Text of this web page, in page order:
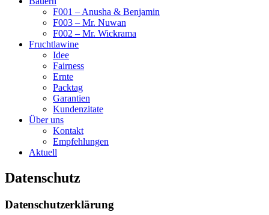
F001 – Anusha & Benjamin
F003 – Mr. Nuwan
F002 – Mr. Wickrama
Fruchtlawine
Idee
Fairness
Ernte
Packtag
Garantien
Kundenzitate
Über uns
Kontakt
Empfehlungen
Aktuell
Datenschutz
Datenschutzerklärung